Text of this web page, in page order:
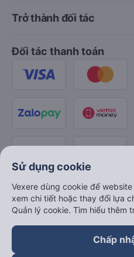
Trở thành đối tác
Đối tác thanh toán
Sử dụng cookie
Vexere dùng cookie để
xem chi tiết hoặc thay đổi lựa
Quản lý cookie. Tìm hiểu thêm
Chấp